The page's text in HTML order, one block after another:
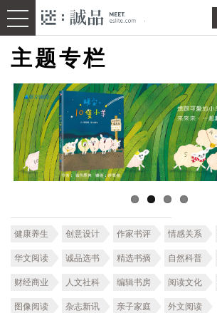
主题专栏
健康养生 创意设计 作家书评 情感关系
华文阅读 诚品选书 精选书摘 自然科普
财经商业 人文社科 编辑书房 阅读文化
图像阅读 杂志新讯 亲子家庭 外文阅读